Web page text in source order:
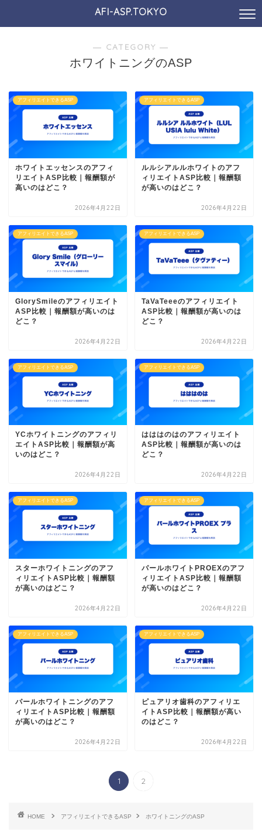
AFI-ASP.TOKYO
― CATEGORY ―
ホワイトニングのASP
アフィリエイトできるASP
ホワイトエッセンスのアフィ
リエイトASP比較｜報酬額が
高いのはどこ？
2026年4月22日
アフィリエイトできるASP
ルルシアルルホワイトのアフ
ィリエイトASP比較｜報酬額
が高いのはどこ？
2026年4月22日
アフィリエイトできるASP
GlorySmileのアフィリエイト
ASP比較｜報酬額が高いのは
どこ？
2026年4月22日
アフィリエイトできるASP
TaVaTeeeのアフィリエイト
ASP比較｜報酬額が高いのは
どこ？
2026年4月22日
アフィリエイトできるASP
YCホワイトニングのアフィリ
エイトASP比較｜報酬額が高
いのはどこ？
2026年4月22日
アフィリエイトできるASP
はははのはのアフィリエイト
ASP比較｜報酬額が高いのは
どこ？
2026年4月22日
アフィリエイトできるASP
スターホワイトニングのアフ
ィリエイトASP比較｜報酬額
が高いのはどこ？
2026年4月22日
アフィリエイトできるASP
パールホワイトPROEXのアフ
ィリエイトASP比較｜報酬額
が高いのはどこ？
2026年4月22日
アフィリエイトできるASP
パールホワイトニングのアフ
ィリエイトASP比較｜報酬額
が高いのはどこ？
2026年4月22日
アフィリエイトできるASP
ピュアリオ歯科のアフィリエ
イトASP比較｜報酬額が高い
のはどこ？
2026年4月22日
1 2
HOME アフィリエイトできるASP ホワイトニングのASP